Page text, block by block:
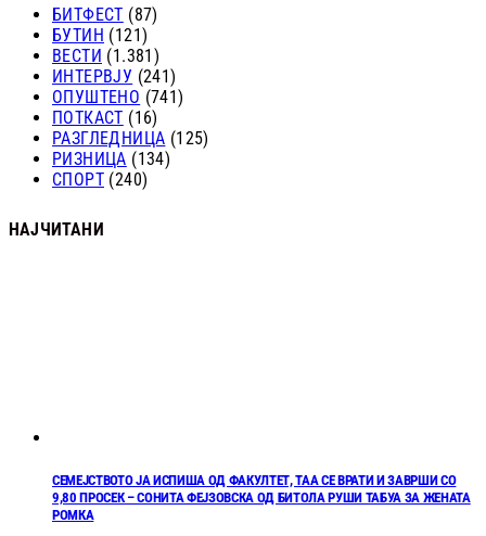
БИТФЕСТ (87)
БУТИН (121)
ВЕСТИ (1.381)
ИНТЕРВЈУ (241)
ОПУШТЕНО (741)
ПОТКАСТ (16)
РАЗГЛЕДНИЦА (125)
РИЗНИЦА (134)
СПОРТ (240)
НАЈЧИТАНИ
СЕМЕЈСТВОТО ЈА ИСПИША ОД ФАКУЛТЕТ, ТАА СЕ ВРАТИ И ЗАВРШИ СО
9,80 ПРОСЕК – СОНИТА ФЕЈЗОВСКА ОД БИТОЛА РУШИ ТАБУА ЗА ЖЕНАТА
РОМКА